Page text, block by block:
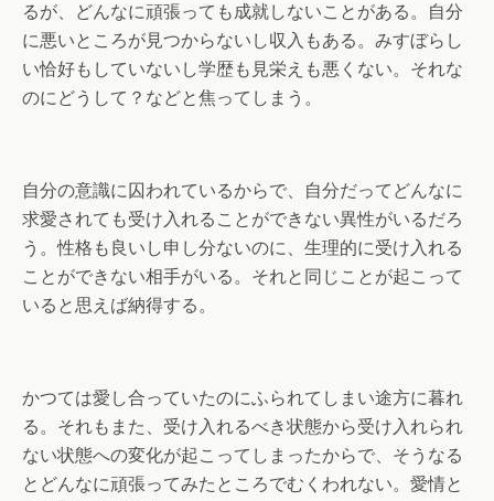
るが、どんなに頑張っても成就しないことがある。自分
に悪いところが見つからないし収入もある。みすぼらし
い恰好もしていないし学歴も見栄えも悪くない。それな
のにどうして？などと焦ってしまう。
自分の意識に囚われているからで、自分だってどんなに
求愛されても受け入れることができない異性がいるだろ
う。性格も良いし申し分ないのに、生理的に受け入れる
ことができない相手がいる。それと同じことが起こって
いると思えば納得する。
かつては愛し合っていたのにふられてしまい途方に暮れ
る。それもまた、受け入れるべき状態から受け入れられ
ない状態への変化が起こってしまったからで、そうなる
とどんなに頑張ってみたところでむくわれない。愛情と